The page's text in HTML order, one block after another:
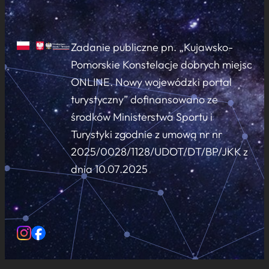
Zadanie publiczne pn. „Kujawsko-
Pomorskie Konstelacje dobrych miejsc
ONLINE. Nowy wojewódzki portal
turystyczny” dofinansowano ze
środków Ministerstwa Sportu i
Turystyki zgodnie z umową nr nr
2025/0028/1128/UDOT/DT/BP/JKK z
dnia 10.07.2025